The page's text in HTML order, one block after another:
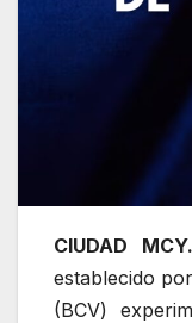
CIUDAD
establecido
(BCV)